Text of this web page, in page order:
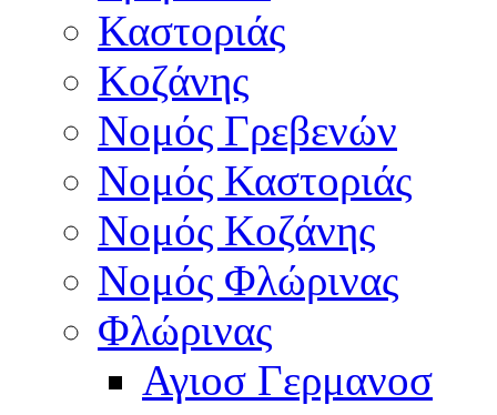
Καστοριάς
Κοζάνης
Νομός Γρεβενών
Νομός Καστοριάς
Νομός Κοζάνης
Νομός Φλώρινας
Φλώρινας
Αγιοσ Γερμανοσ